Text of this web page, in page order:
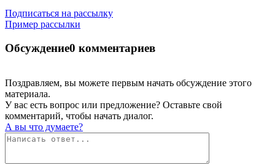
Подписаться на рассылку
Пример рассылки
Обсуждение0 комментариев
Поздравляем, вы можете первым начать обсуждение этого
материала.
У вас есть вопрос или предложение? Оставьте свой
комментарий, чтобы начать диалог.
А вы что думаете?